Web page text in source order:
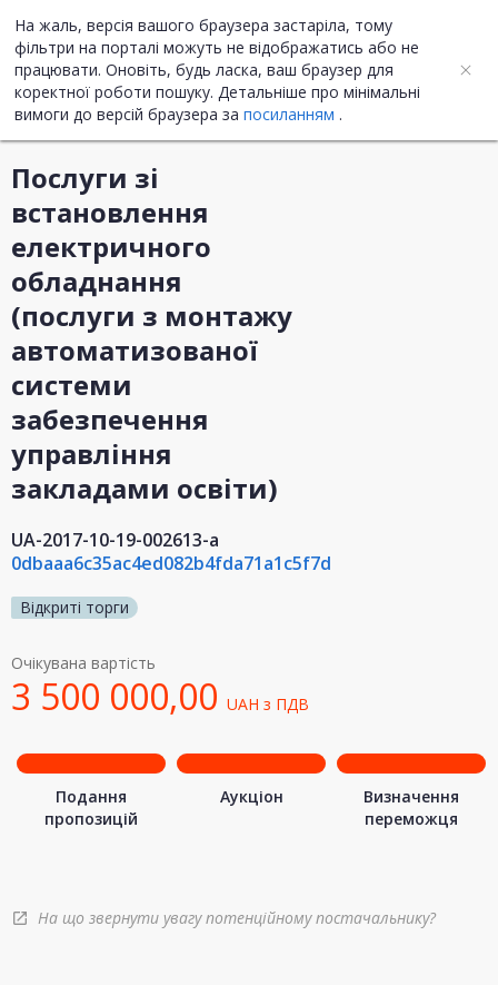
На жаль, версія вашого браузера застаріла, тому
фільтри на порталі можуть не відображатись або не
працювати. Оновіть, будь ласка, ваш браузер для
коректної роботи пошуку. Детальніше про мінімальні
вимоги до версій браузера за посиланням .
UA ENG
Інформація про закупівлю
Послуги зі
встановлення
електричного
обладнання
(послуги з монтажу
автоматизованої
системи
забезпечення
управління
закладами освіти)
UA-2017-10-19-002613-a
0dbaaa6c35ac4ed082b4fda71a1c5f7d
Відкриті торги
Очікувана вартість
3 500 000,00 UAH з ПДВ
Подання
пропозицій
Аукціон
Визначення
переможця
open_in_new На що звернути увагу потенційному постачальнику?